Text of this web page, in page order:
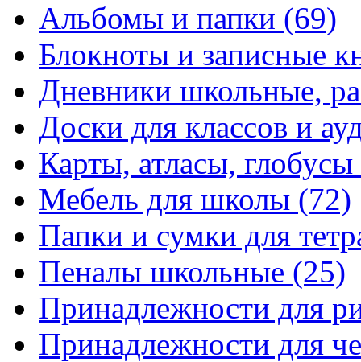
Альбомы и папки (69)
Блокноты и записные
Дневники школьные,
Доски для классов и
Карты, атласы, глобусы
Мебель для школы (72)
Папки и сумки для
Пеналы школьные (25)
Принадлежности для
Принадлежности для